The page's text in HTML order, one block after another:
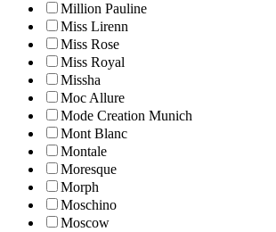
Million Pauline
Miss Lirenn
Miss Rose
Miss Royal
Missha
Moc Allure
Mode Creation Munich
Mont Blanc
Montale
Moresque
Morph
Moschino
Moscow